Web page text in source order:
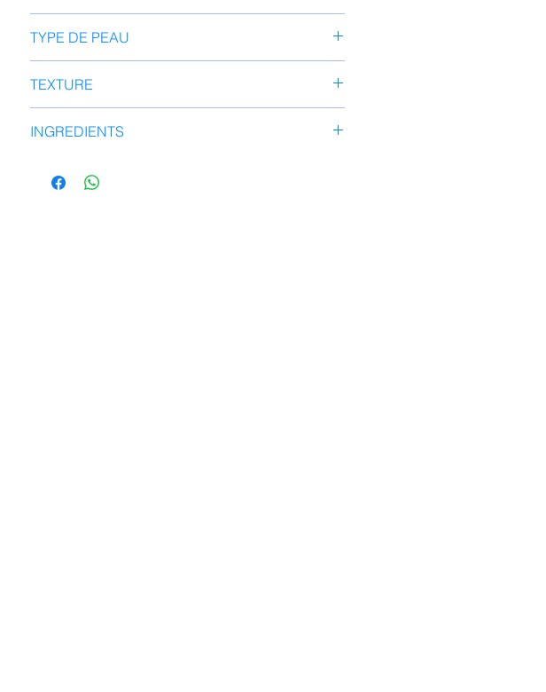
prélevez 2 à 3 gouttes de sérum dans la
paume de votre main.
Appliquez délicatement sur l'ensemble du
visage et du cou.
Tapotez doucement du bout des doigts
Poursuivez avec votre crème hydratante
(comme la Aqua Marine Watery Cream de la
TYPE DE PEAU
particulièrement les peaux déshydratées, ternes,
fatiguées ou ayant besoin de calme.
TEXTURE
non gras.
INGREDIENTS
glycérine, éthylhexylglycérine, niacinamide,